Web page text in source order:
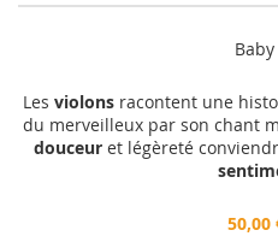
Les violonsracontent une
du merveilleux par son chant
douceuret légèreté
50,00